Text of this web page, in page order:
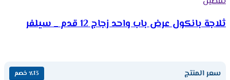
ثلاجة بانكول عرض باب واحد زجاج 12 قدم _ سيلفر
سعر المنتج ٪13 خصم